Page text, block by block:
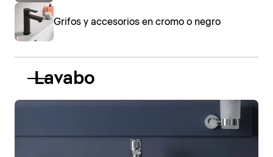
Grifos y accesorios en cromo o negro
Lavabo